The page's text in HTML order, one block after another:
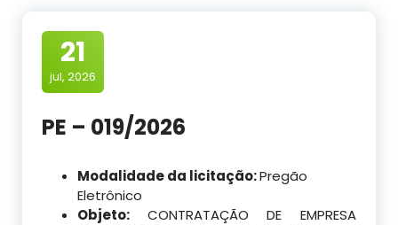
21
jul, 2026
PE – 019/2026
Modalidade da licitação:Pregão
Eletrônico
Objeto: CONTRATAÇÃO DE EMPRESA